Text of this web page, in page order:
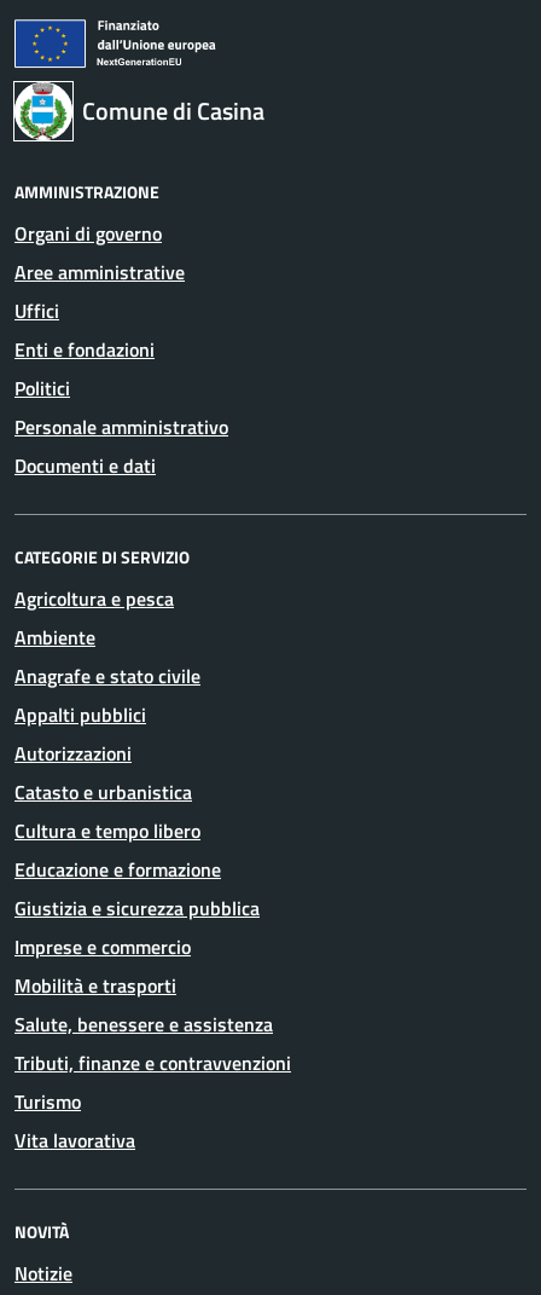
Comune di Casina
AMMINISTRAZIONE
Organi di governo
Aree amministrative
Uffici
Enti e fondazioni
Politici
Personale amministrativo
Documenti e dati
CATEGORIE DI SERVIZIO
Agricoltura e pesca
Ambiente
Anagrafe e stato civile
Appalti pubblici
Autorizzazioni
Catasto e urbanistica
Cultura e tempo libero
Educazione e formazione
Giustizia e sicurezza pubblica
Imprese e commercio
Mobilità e trasporti
Salute, benessere e assistenza
Tributi, finanze e contravvenzioni
Turismo
Vita lavorativa
NOVITÀ
Notizie